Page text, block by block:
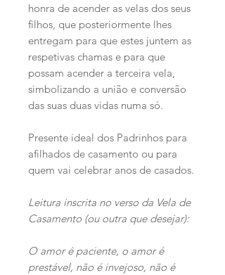
honra de acender as velas dos seus
filhos, que posteriormente lhes
entregam para que estes juntem as
respetivas chamas e para que
possam acender a terceira vela,
simbolizando a união e conversão
das suas duas vidas numa só.
Presente ideal dos Padrinhos para
afilhados de casamento ou para
quem vai celebrar anos de casados.
Leitura inscrita no verso da Vela de
Casamento (ou outra que desejar):
O amor é paciente, o amor é
prestável, não é invejoso, não é